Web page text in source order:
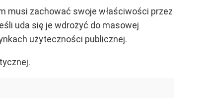
musi zachować swoje właściwości przez
uda się je wdrożyć do masowej
użyteczności publicznej.